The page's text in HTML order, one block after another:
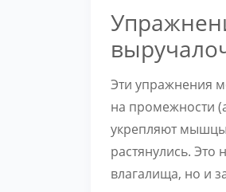
Эти упражнения
на промежности
укрепляют мышцы
растянулись.
влагалища, но и